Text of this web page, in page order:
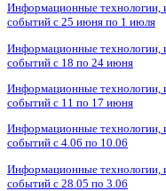
Информационные технологии,
событий с 25 июня по 1 июля
Информационные технологии,
событий с 18 по 24 июня
Информационные технологии,
событий с 11 по 17 июня
Информационные технологии,
событий с 4.06 по 10.06
Информационные технологии,
событий с 28.05 по 3.06